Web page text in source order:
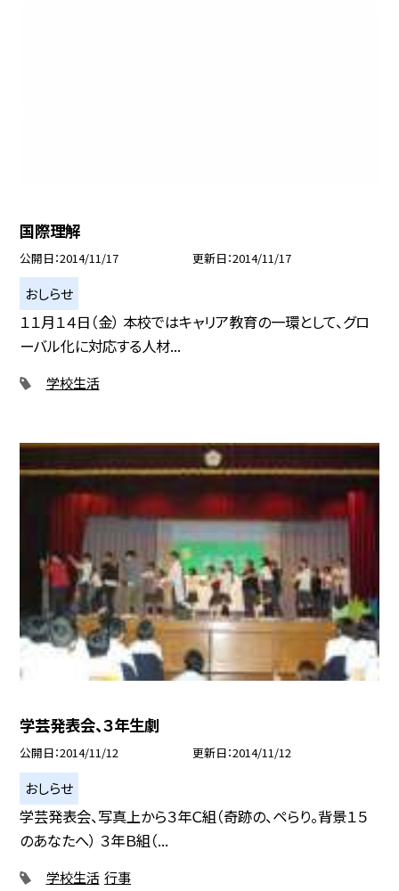
国際理解
公開日 2014/11/17 更新日 2014/11/17
おしらせ
１１月１４日（金） 本校ではキャリア教育の一環として、グロ
ーバル化に対応する人材...
学校生活
学芸発表会、３年生劇
公開日 2014/11/12 更新日 2014/11/12
おしらせ
学芸発表会、写真上から３年Ｃ組（奇跡の、ぺらり。背景１５
のあなたへ） ３年Ｂ組（...
学校生活 行事